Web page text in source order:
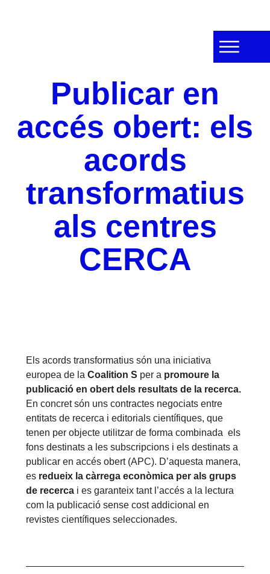
Publicar en
accés obert: els
acords
transformatius
als centres
CERCA
Els acords transformatius són una iniciativa
europea de laCoalition S per a promoure la
publicació en obert dels resultats de la recerca.
En concret són uns contractes negociats entre
entitats de recerca i editorials científiques, que
tenen per objecte utilitzar de forma combinada els
fons destinats a les subscripcions i els destinats a
publicar en accés obert (APC). D’aquesta manera,
es redueix la càrrega econòmica per als grups
de recerca i es garanteix tant l’accés a la lectura
com la publicació sense cost addicional en
revistes científiques seleccionades.